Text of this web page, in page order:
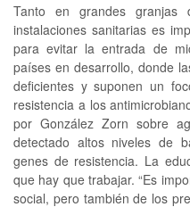
Tanto en grandes granjas
instalaciones sanitarias es
para evitar la entrada de
países en desarrollo, donde
deficientes y suponen un
resistencia a los
por González Zorn sobre
detectado altos niveles de
genes de resistencia. La
que hay que trabajar. “Es
social, pero también de los